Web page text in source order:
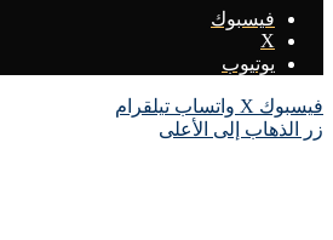
فيسبوك
X
يوتيوب
فيسبوك X واتساب تيلقرام
زر الذهاب إلى الأعلى